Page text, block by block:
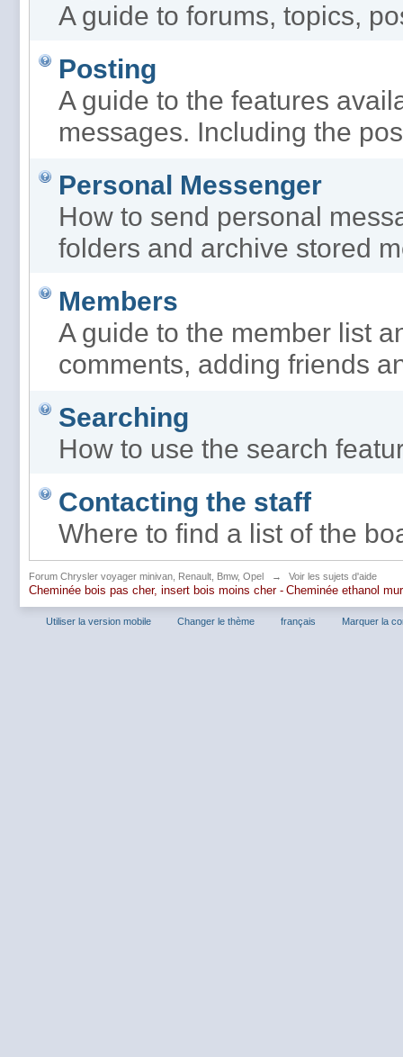
A guide to forums, topics,
Posting
A guide to the features
messages. Including the
Personal Messenger
How to send personal
folders and archive stored
Members
A guide to the member list
comments, adding friends
Searching
How to use the search
Contacting the staff
Where to find a list of the
Forum Chrysler voyager minivan, Renault, Bmw, Opel → Voir les sujets d'aide
Cheminée bois pas cher, insert bois moins cher - Cheminée ethanol
Utiliser la version mobile Changer le thème français Marquer la